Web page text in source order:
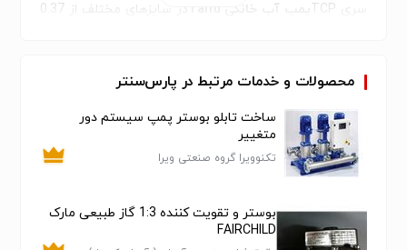
پمپ آب خانگی Taifu
در سایزهای مختلف از 0.37
برند در ایران می باشند که برای تامین دبی تا حداکثر میزان
توانی 0.37 تا 1.1 کیلووات عرضه می شوند.
پمپ های جتی تایفو , پمپ سنتر
محصولات و خدمات مرتبط در پارس‌سنتر
ساخت تابلو بوستر پمپ سیستم دور
متغییر
تکنوویرا گروه صنعتی ویرا
بوستر و تقویت کننده 1:3 گاز طبیعی مارک
FAIRCHILD